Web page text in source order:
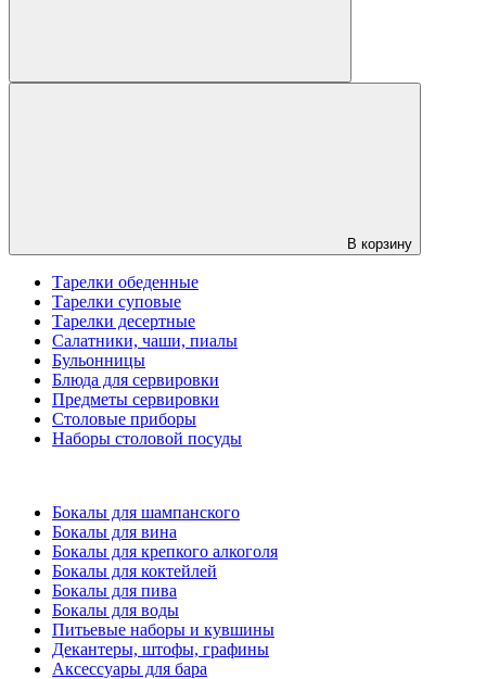
В корзину
Тарелки обеденные
Тарелки суповые
Тарелки десертные
Салатники, чаши, пиалы
Бульонницы
Блюда для сервировки
Предметы сервировки
Столовые приборы
Наборы столовой посуды
Бокалы для шампанского
Бокалы для вина
Бокалы для крепкого алкоголя
Бокалы для коктейлей
Бокалы для пива
Бокалы для воды
Питьевые наборы и кувшины
Декантеры, штофы, графины
Аксессуары для бара